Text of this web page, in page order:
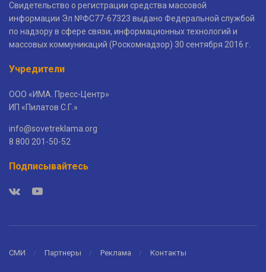
Свидетельство о регистрации средства массовой
информации Эл №ФС77-67323 выдано Федеральной службой
по надзору в сфере связи, информационных технологий и
массовых коммуникаций (Роскомнадзор) 30 сентября 2016 г.
Учредители
ООО «ИМА. Пресс-Центр»
ИП «Пилатов С.Г.»
info@sovetreklama.org
8 800 201-50-52
Подписывайтесь
СМИ Партнеры Реклама Контакты